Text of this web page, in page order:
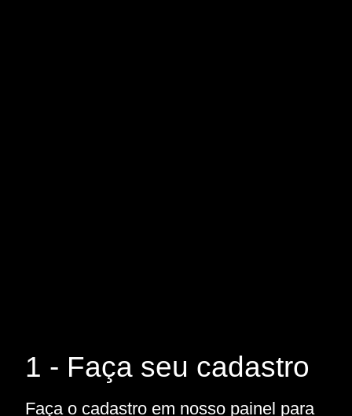
1 - Faça seu cadastro
Faça o cadastro em nosso painel para